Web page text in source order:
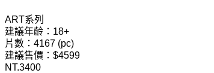
ART系列
建議年齡：18+
片數：4167 (pc)
建議售價：$4599
NT.3400